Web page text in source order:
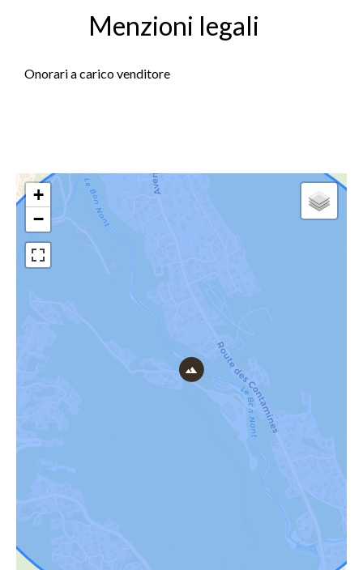
Menzioni legali
Onorari a carico venditore
+
−